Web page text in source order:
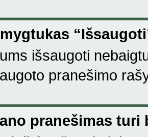
išsaugoti
pranešimo
pranešimas